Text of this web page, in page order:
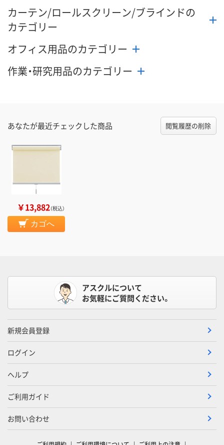
カーテン/ロールスクリーン/ブラインドの
カテゴリー
オフィス用品のカテゴリー
作業・研究用品のカテゴリー
あなたが最近チェックした商品 閲覧履歴の削除
￥13,882（税込）
カゴへ
アスクルについて
お気軽にご質問ください。
新規会員登録
ログイン
ヘルプ
ご利用ガイド
お問い合わせ